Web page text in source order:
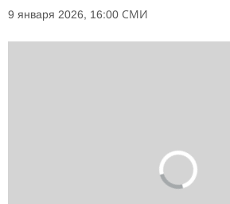
9 января 2026, 16:00 СМИ